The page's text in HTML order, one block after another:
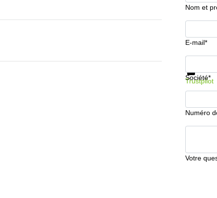
Nom et
E-mail*
Société*
Numéro
Votre
Trustpilot